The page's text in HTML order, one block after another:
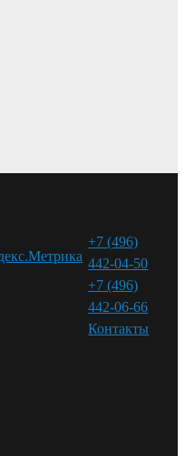
+7 (496)
442-04-50
+7 (496)
442-06-66
Контакты⁠